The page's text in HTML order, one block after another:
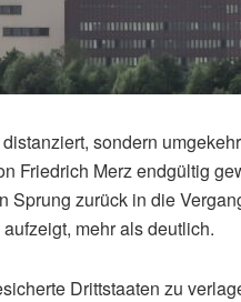
sondern
Friedrich Merz endgültig
Sprung zurück in die
mehr als deutlich.
Drittstaaten zu